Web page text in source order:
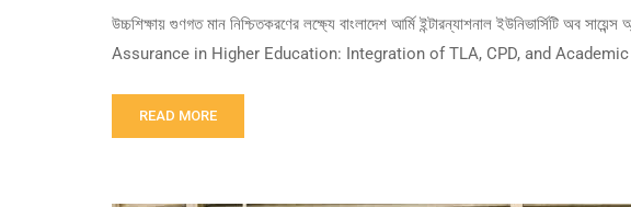
উচ্চশিক্ষায় গুণগত মান নিশ্চিতকরণের লক্ষ্যে বাংলাদেশ আর্মি ইন্টারন্যাশনাল ইউনিভার্সিটি অব
Assurance in Higher Education: Integration of TLA, CPD, and Academic
READ MORE